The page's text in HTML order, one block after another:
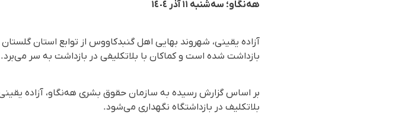
هه‌نگاو؛ سه‌شنبه ١١ آذر ١٤٠٤
بازداشت شده است و کماکان با بلاتکلیفی در بازداشت به سر می‌برد.
بلاتکلیف در بازداشتگاه نگهداری می‌شود.